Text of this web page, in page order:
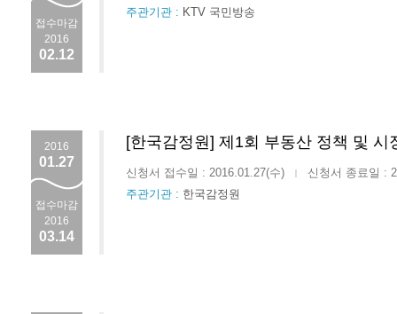
접수마감
2016
02.12
주관기관 : KTV 국민방송
2016
01.27
접수마감
2016
03.14
[한국감정원] 제1회 부동산 정책 및 시
신청서 접수일 : 2016.01.27(수) |
신청서 종료일 :
주관기관 : 한국감정원